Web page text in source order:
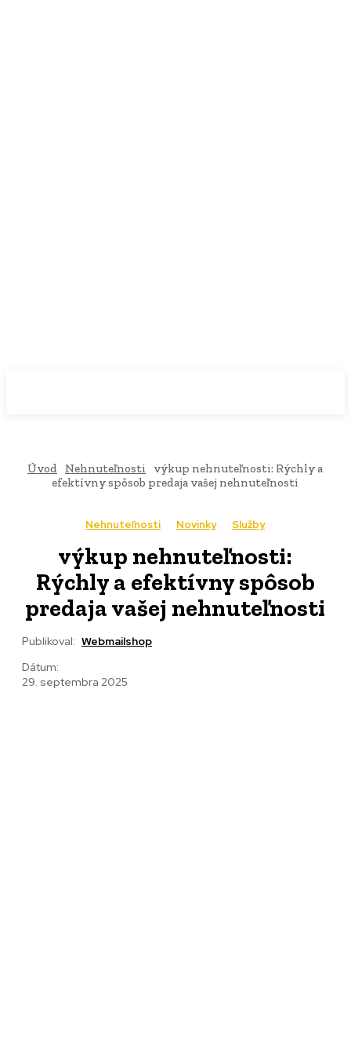
Úvod Nehnuteľnosti
výkup nehnuteľnosti: Rýchly a
efektívny spôsob predaja vašej nehnuteľnosti
Nehnuteľnosti Novinky Služby
výkup nehnuteľnosti:
Rýchly a efektívny spôsob
predaja vašej nehnuteľnosti
Publikoval: Webmailshop
Dátum:
29. septembra 2025